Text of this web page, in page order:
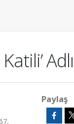
Paylaş